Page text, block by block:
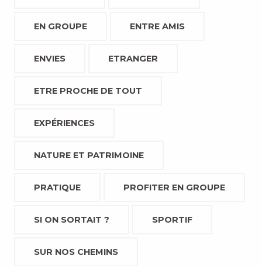
EN GROUPE ENTRE AMIS
ENVIES ETRANGER
ETRE PROCHE DE TOUT
EXPÉRIENCES
NATURE ET PATRIMOINE
PRATIQUE PROFITER EN GROUPE
SI ON SORTAIT ? SPORTIF
SUR NOS CHEMINS